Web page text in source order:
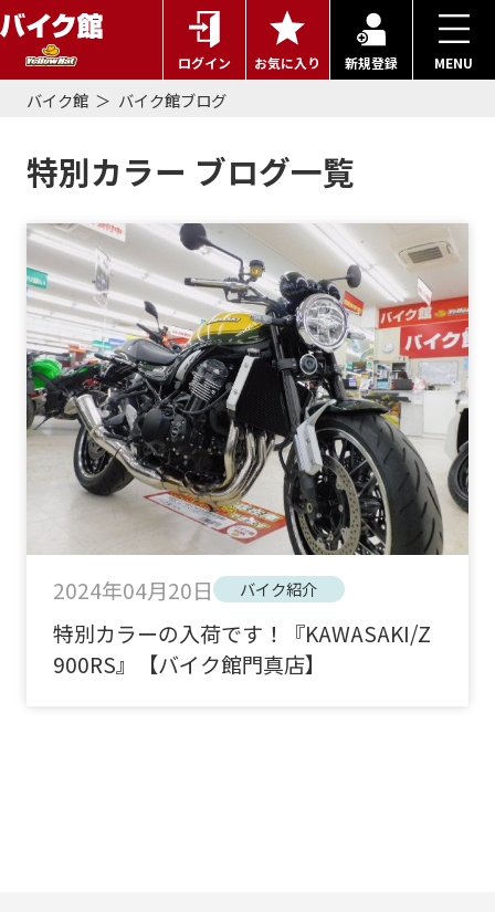
ログイン お気に入り 新規登録 MENU
バイク館 バイク館ブログ
特別カラー ブログ一覧
2024年04月20日 バイク紹介
特別カラーの入荷です！『KAWASAKI/Z
900RS』【バイク館門真店】